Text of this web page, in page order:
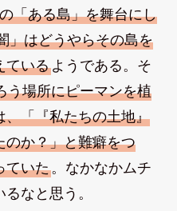
「ある島」を舞台にし
」はどうやらその島を
ているようである。そ
う場所にピーマンを植
、「『私たちの土地』
のか？」と難癖をつ
ていた。なかなかムチ
なと思う。